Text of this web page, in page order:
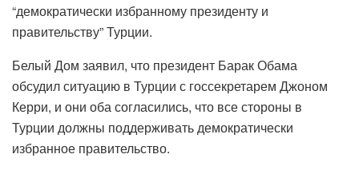
“демократически избранному президенту и
правительству” Турции.
Белый Дом заявил, что президент Барак Обама
обсудил ситуацию в Турции с госсекретарем Джоном
Керри, и они оба согласились, что все стороны в
Турции должны поддерживать демократически
избранное правительство.